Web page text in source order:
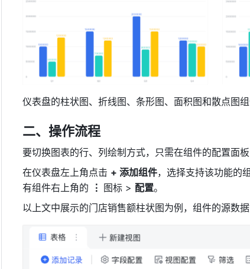
仪表盘的柱状图、折线图、条形图、面积图和散点图组
二、操作流程
要切换图表的行、列绘制方式，只需在组件的配置面
在仪表盘左上角点击 + 添加组件，选择支持该功能的
有组件右上角的
⋮ 图标 > 配置。
以上文中展示的门店销售额柱状图为例，组件的源数据